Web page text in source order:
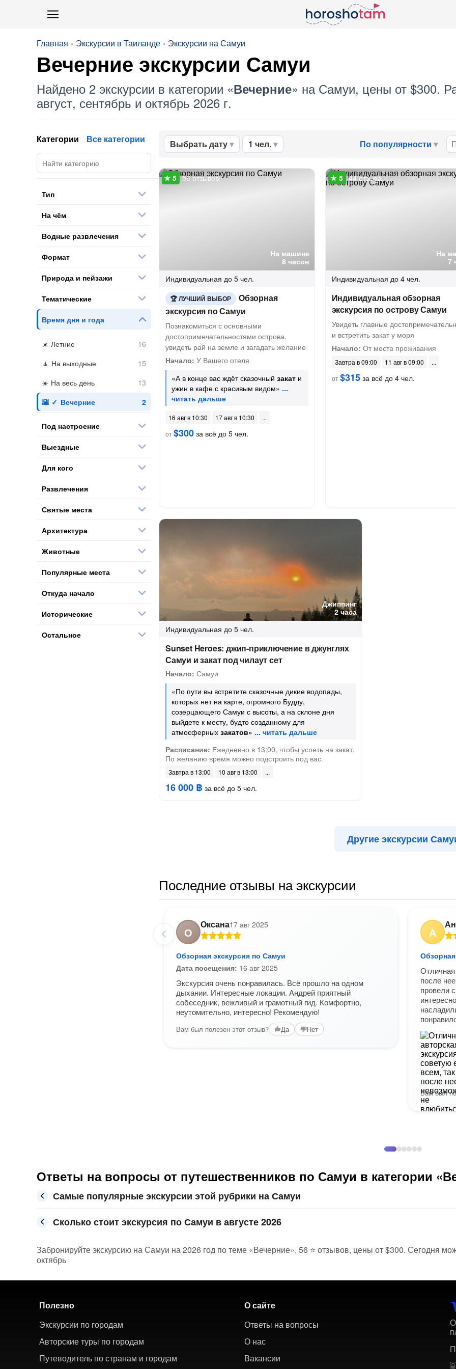
Главная Экскурсии в Таиланде Экскурсии на Самуи
Вечерние экскурсии Самуи
Найдено 2 экскурсии в категории «Вечерние» на Самуи, цены от $300.
август, сентябрь и октябрь 2026 г.
Выбрать дату 1 чел. По популярности
На машине
8 часов
56 отзывов
Индивидуальная до 5 чел.
ЛУЧШИЙ ВЫБОР
Обзорная
экскурсия по Самуи
Познакомиться с основными
достопримечательностями острова,
увидеть рай на земле и загадать желание
Начало: У Вашего отеля
«А в конце вас ждёт сказочный закат и
ужин в кафе с красивым видом»
16 авг в 10:30
17 авг в 10:30
от$300 за всё до 5 чел.
На
7
44 отзыва
Индивидуальная до 4 чел.
Индивидуальная обзорная
экскурсия по острову Самуи
Увидеть главные
и встретить закат у моря
Начало: От места проживания
Завтра в 09:00
11 авг в 09:00
от$315за всё до 4 чел.
Джиппинг
2 часа
Индивидуальная до 5 чел.
Sunset Heroes: джип-приключение в джунглях
Самуи и закат под чилаут сет
Начало: Самуи
«По пути вы встретите сказочные дикие водопады,
которых нет на карте, огромного Будду,
созерцающего Самуи с высоты, а на склоне дня
выйдете к месту, будто созданному для
атмосферных закатов»
Расписание: Ежедневно в 13:00, чтобы успеть на закат.
По желанию время можно подстроить под вас.
Завтра в 13:00 10 авг в 13:00
16 000 ฿ за всё до 5 чел.
Другие экскурсии
Последние отзывы на экскурсии
О
Оксана17 авг 2025
Обзорная экскурсия по Самуи
Дата посещения: 16 авг 2025
Экскурсия очень понравилась. Всё прошло на одном
дыхании. Интересные локации. Андрей приятный
собеседник, вежливый и грамотный гид. Комфортно,
неутомительно, интересно! Рекомендую!
Вам был полезен этот отзыв? Да Нет
А
Отличная
после
провели
Вам был
Категории Все категории
Тип
На чём
Водные развлечения
Формат
Природа и пейзажи
Тематические
Время дня и года
Летние
На выходные
На весь день
Вечерние
Под настроение
Выездные
Для кого
Развлечения
Святые места
Архитектура
Животные
Популярные места
Откуда начало
Исторические
Остальное
Ответы на вопросы от путешественников по Самуи в категории
Самые популярные экскурсии этой рубрики на Самуи
Сколько стоит экскурсия по Самуи в августе 2026
Забронируйте экскурсию на Самуи на 2026 год по теме «Вечерние», 56 ⭐ отзывов, цены от $300. Сегодня
октябрь
Полезно
Экскурсии по городам
Авторские туры по городам
Путеводитель по странам и городам
О сайте
Ответы на вопросы
О нас
Вакансии